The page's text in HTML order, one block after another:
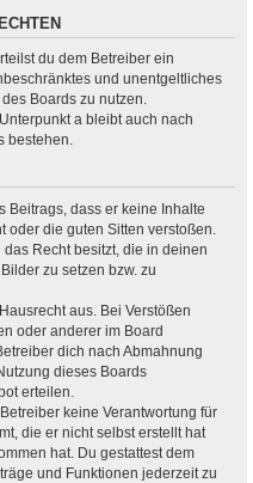
du dem Betreiber ein
und unentgeltliches
Boards zu nutzen.
a bleibt auch nach
bestehen.
Beitrags, dass er keine Inhalte
die guten Sitten verstoßen.
Recht besitzt, die in deinen
zu setzen bzw. zu
aus. Bei Verstößen
oder anderer im Board
dich nach Abmahnung
dieses Boards
erteilen.
keine Verantwortung für
die er nicht selbst erstellt hat
hat. Du gestattest dem
und Funktionen jederzeit zu